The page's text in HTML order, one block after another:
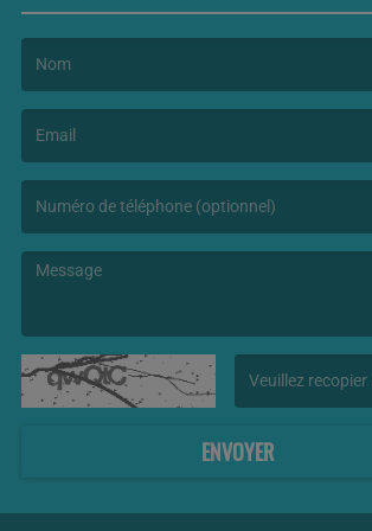
ENVOYER